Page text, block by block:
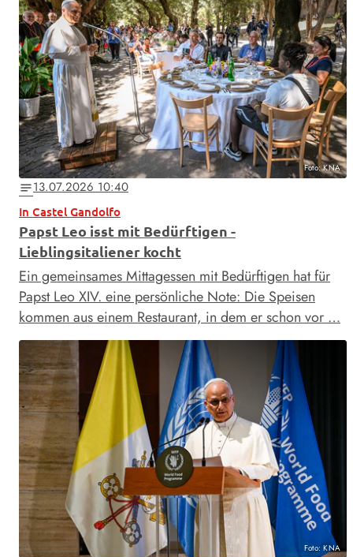
Foto: KNA
notes13.07.2026 10:40
In Castel Gandolfo
Papst Leo isst mit Bedürftigen -
Lieblingsitaliener kocht
Ein gemeinsames Mittagessen mit Bedürftigen hat für
Papst Leo XIV. eine persönliche Note: Die Speisen
kommen aus einem Restaurant, in dem er schon vor …
Foto: KNA